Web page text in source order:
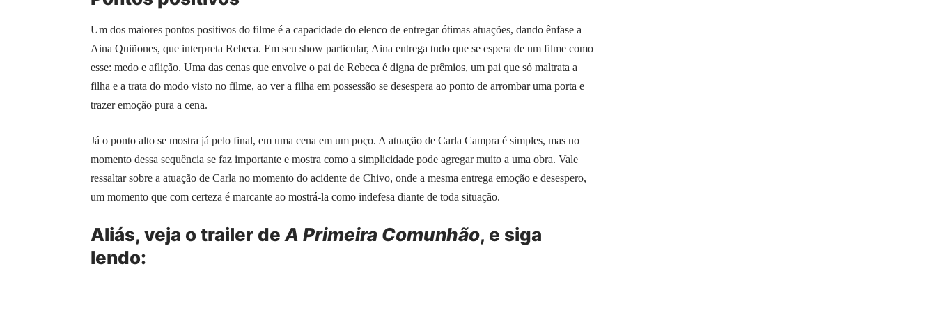
Um dos maiores pontos positivos do filme é a capacidade do elenco de entregar ótimas atuações, dando ênfase a
Aina Quiñones, que interpreta Rebeca. Em seu show particular, Aina entrega tudo que se espera de um filme como
esse: medo e aflição. Uma das cenas que envolve o pai de Rebeca é digna de prêmios, um pai que só maltrata a
filha e a trata do modo visto no filme, ao ver a filha em possessão se desespera ao ponto de arrombar uma porta e
trazer emoção pura a cena.
Já o ponto alto se mostra já pelo final, em uma cena em um poço. A atuação de Carla Campra é simples, mas no
momento dessa sequência se faz importante e mostra como a simplicidade pode agregar muito a uma obra. Vale
ressaltar sobre a atuação de Carla no momento do acidente de Chivo, onde a mesma entrega emoção e desespero,
um momento que com certeza é marcante ao mostrá-la como indefesa diante de toda situação.
Aliás, veja o trailer de A Primeira Comunhão, e siga
lendo: